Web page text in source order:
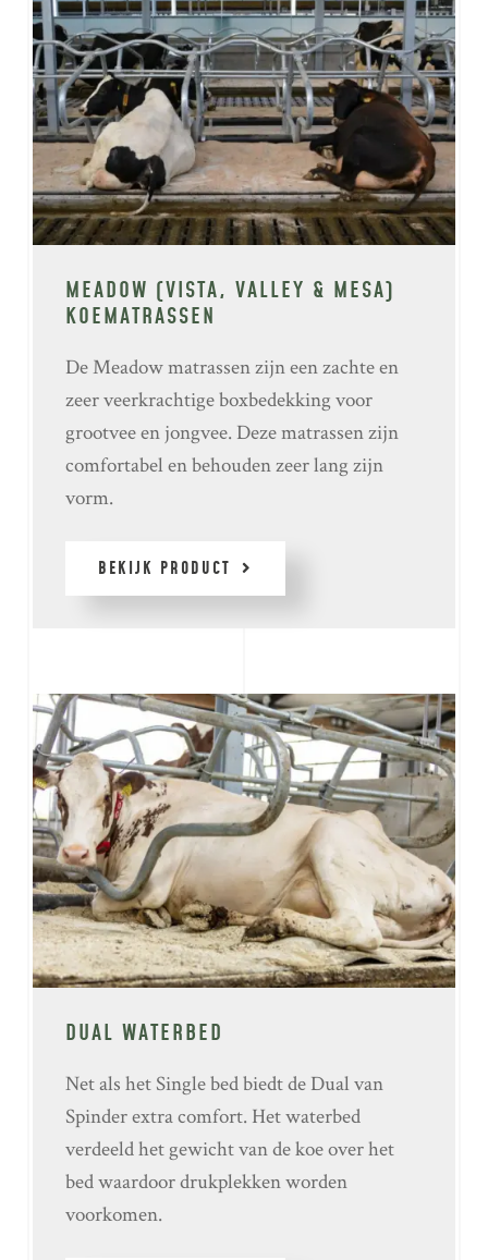
MEADOW (VISTA, VALLEY & MESA)
KOEMATRASSEN
De Meadow matrassen zijn een zachte en
zeer veerkrachtige boxbedekking voor
grootvee en jongvee. Deze matrassen zijn
comfortabel en behouden zeer lang zijn
vorm.
BEKIJK PRODUCT
DUAL WATERBED
Net als het Single bed biedt de Dual van
Spinder extra comfort. Het waterbed
verdeeld het gewicht van de koe over het
bed waardoor drukplekken worden
voorkomen.